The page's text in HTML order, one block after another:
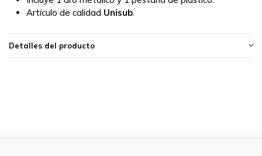
Artículo de calidad Unisub.
Detalles del producto